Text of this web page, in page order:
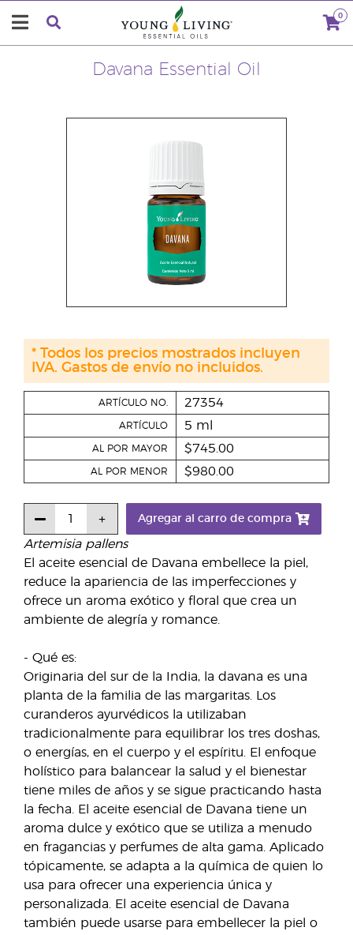
0
Davana Essential Oil
Artemisia pallens
El aceite esencial de Davana embellece la piel,
reduce la apariencia de las imperfecciones y
ofrece un aroma exótico y floral que crea un
ambiente de alegría y romance.
- Qué es:
Originaria del sur de la India, la davana es una
planta de la familia de las margaritas. Los
curanderos ayurvédicos la utilizaban
tradicionalmente para equilibrar los tres doshas,
o energías, en el cuerpo y el espíritu. El enfoque
holístico para balancear la salud y el bienestar
tiene miles de años y se sigue practicando hasta
la fecha. El aceite esencial de Davana tiene un
aroma dulce y exótico que se utiliza a menudo
en fragancias y perfumes de alta gama. Aplicado
tópicamente, se adapta a la química de quien lo
usa para ofrecer una experiencia única y
personalizada. El aceite esencial de Davana
también puede usarse para embellecer la piel o
ARTÍCULO NO. 27354
ARTÍCULO 5 ml
AL POR MAYOR $745.00
AL POR MENOR $980.00
Agregar al carro de compra
* Todos los precios mostrados incluyen
IVA. Gastos de envío no incluidos.